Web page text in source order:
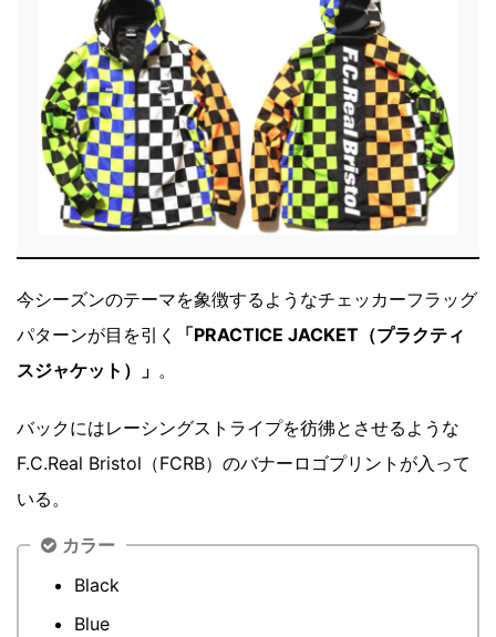
今シーズンのテーマを象徴するようなチェッカーフラッグ
パターンが目を引く
「PRACTICE JACKET（プラクティ
スジャケット）」 。
バックにはレーシングストライプを彷彿とさせるような
F.C.Real Bristol（FCRB）のバナーロゴプリントが入って
いる。
カラー
Black
Blue